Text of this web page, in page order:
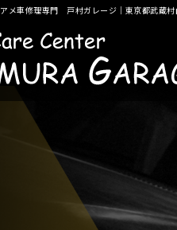
アメ車修理専門 戸村ガレージ｜東京都武蔵